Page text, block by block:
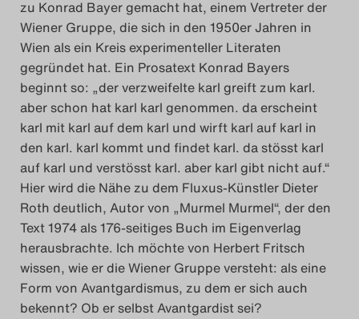
zu Konrad Bayer gemacht hat, einem Vertreter der
Wiener Gruppe, die sich in den 1950er Jahren in
Wien als ein Kreis experimenteller Literaten
gegründet hat. Ein Prosatext Konrad Bayers
beginnt so: „der verzweifelte karl greift zum karl.
aber schon hat karl karl genommen. da erscheint
karl mit karl auf dem karl und wirft karl auf karl in
den karl. karl kommt und findet karl. da stösst karl
auf karl und verstösst karl. aber karl gibt nicht auf.“
Hier wird die Nähe zu dem Fluxus-Künstler Dieter
Roth deutlich, Autor von „Murmel Murmel“, der den
Text 1974 als 176-seitiges Buch im Eigenverlag
herausbrachte. Ich möchte von Herbert Fritsch
wissen, wie er die Wiener Gruppe versteht: als eine
Form von Avantgardismus, zu dem er sich auch
bekennt? Ob er selbst Avantgardist sei?